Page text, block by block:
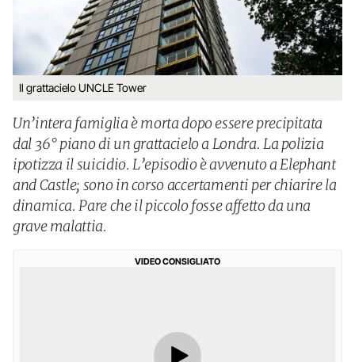
Il grattacielo UNCLE Tower
Un’intera famiglia è morta dopo essere precipitata
dal 36° piano di un grattacielo a Londra. La polizia
ipotizza il suicidio. L’episodio è avvenuto a Elephant
and Castle; sono in corso accertamenti per chiarire la
dinamica. Pare che il piccolo fosse affetto da una
grave malattia.
VIDEO CONSIGLIATO